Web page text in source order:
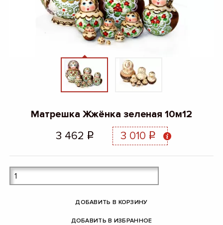
Матрешка Жжёнка зеленая 10м12
3 462 q 3 010 q
ДОБАВИТЬ В КОРЗИНУ
ДОБАВИТЬ В ИЗБРАННОЕ